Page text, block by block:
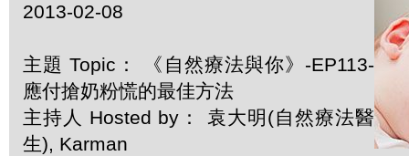
2013-02-08
主題 Topic： 《自然療法與你》-EP113-
應付搶奶粉慌的最佳方法
主持人 Hosted by： 袁大明(自然療法醫
生), Karman